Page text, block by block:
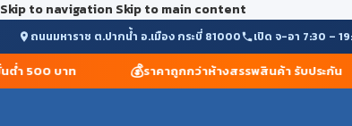
Skip to navigation Skip to main content
ถนนมหาราช ต.ปากน้ำ อ.เมือง กระบี่ 81000 เปิด จ-อา 7:30 –
500 บาท ราคาถูกกว่าห้างสรรพสินค้า รับประกัน